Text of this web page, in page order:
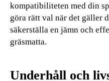
kompatibiliteten med din
göra rätt val när det gäller
säkerställa en jämn och
gräsmatta.
Underhåll och